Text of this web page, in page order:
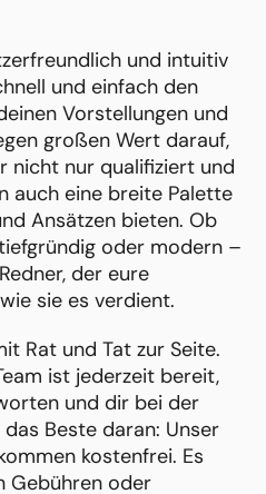
und intuitiv
und einfach den
Vorstellungen und
großen Wert darauf,
nicht nur qualifiziert und
auch eine breite Palette
Ansätzen bieten. Ob
oder modern –
der eure
sie es verdient.
Rat und Tat zur Seite.
ist jederzeit bereit,
und dir bei der
Beste daran: Unser
kostenfrei. Es
Gebühren oder